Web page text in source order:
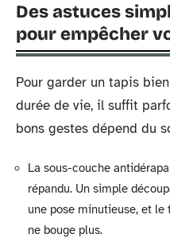
Des astuces
pour empêcher
Pour garder un tapis
durée de vie, il suffit
bons gestes dépend du
La sous-couche
répandu. Un simple
une pose minutieuse, et
ne bouge plus.